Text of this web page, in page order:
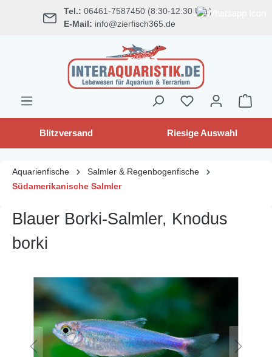
springen Tel.: 06461-7587450 (8:30-12:30 Uhr)
E-Mail: info@zierfisch365.de
Blitzversand Riesige Auswahl
Aquarienfische
Salmler & Regenbogenfische
Südamerikanische Salmler
Blauer Borki-Salmler, Knodus
borki
Bildergalerie überspringen